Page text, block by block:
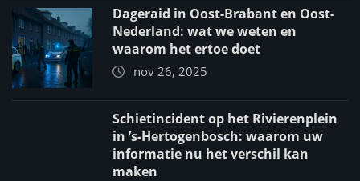
Dageraid in Oost-Brabant en Oost-
Nederland: wat we weten en
waarom het ertoe doet
nov 26, 2025
Schietincident op het Rivierenplein
in ’s‑Hertogenbosch: waarom uw
informatie nu het verschil kan
maken